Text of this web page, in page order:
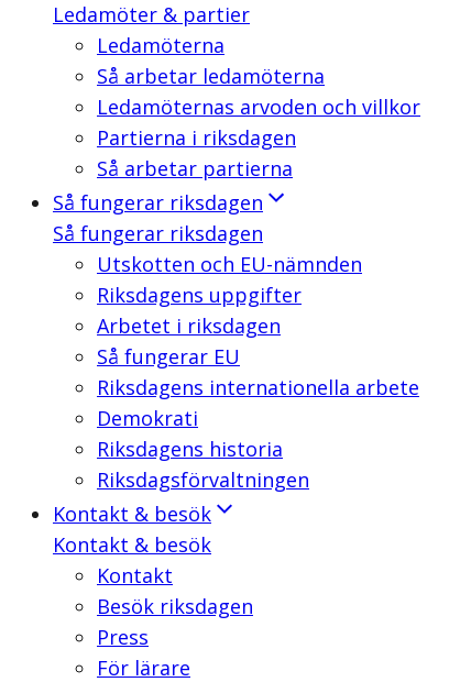
Ledamöter & partier
Ledamöterna
Så arbetar ledamöterna
Ledamöternas arvoden och villkor
Partierna i riksdagen
Så arbetar partierna
Så fungerar riksdagen
Så fungerar riksdagen
Utskotten och EU-nämnden
Riksdagens uppgifter
Arbetet i riksdagen
Så fungerar EU
Riksdagens internationella arbete
Demokrati
Riksdagens historia
Riksdagsförvaltningen
Kontakt & besök
Kontakt & besök
Kontakt
Besök riksdagen
Press
För lärare